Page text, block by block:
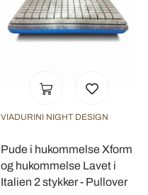
VIADURINI NIGHT DESIGN
Pude i hukommelse Xform
og hukommelse Lavet i
Italien 2 stykker - Pullover